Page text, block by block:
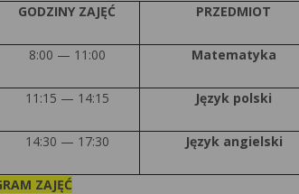
GODZINY ZAJĘĆ PRZEDMIOT
8:00 — 11:00 Matematyka
11:15 — 14:15 Język polski
14:30 — 17:30 Język angielski
ZAJĘĆ